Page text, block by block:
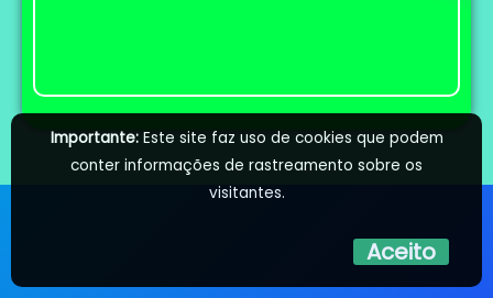
Importante:Este site faz uso de cookies que podem
conter informações de rastreamento sobre os
visitantes.
Aceito